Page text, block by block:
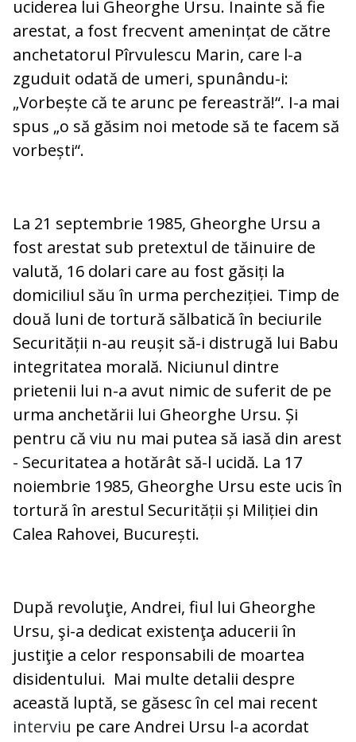
uciderea lui Gheorghe Ursu. Înainte să fie
arestat, a fost frecvent amenințat de către
anchetatorul Pîrvulescu Marin, care l-a
zguduit odată de umeri, spunându-i:
„Vorbește că te arunc pe fereastră!“. I-a mai
spus „o să găsim noi metode să te facem să
vorbești“.
La 21 septembrie 1985, Gheorghe Ursu a
fost arestat sub pretextul de tăinuire de
valută, 16 dolari care au fost găsiți la
domiciliul său în urma percheziției. Timp de
două luni de tortură sălbatică în beciurile
Securității n-au reușit să-i distrugă lui Babu
integritatea morală. Niciunul dintre
prietenii lui n-a avut nimic de suferit de pe
urma anchetării lui Gheorghe Ursu. Și
pentru că viu nu mai putea să iasă din arest
- Securitatea a hotărât să-l ucidă. La 17
noiembrie 1985, Gheorghe Ursu este ucis în
tortură în arestul Securității și Miliției din
Calea Rahovei, București.
După revoluţie, Andrei, fiul lui Gheorghe
Ursu, şi-a dedicat existenţa aducerii în
justiţie a celor responsabili de moartea
disidentului. Mai multe detalii despre
această luptă, se găsesc în cel mai recent
interviu pe care Andrei Ursu l-a acordat